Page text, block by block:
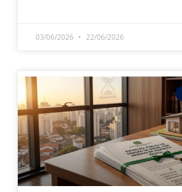
03/06/2026 22/06/2026